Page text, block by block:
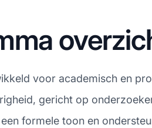
voor academisch en
gericht op
formele toon en